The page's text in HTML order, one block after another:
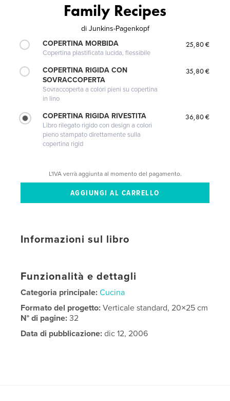
Family Recipes
di Junkins-Pagenkopf
COPERTINA MORBIDA
Copertina plastificata lucida, flessibile
25,80 €
COPERTINA RIGIDA CON
SOVRACCOPERTA
Sovraccoperta a colori pieni su copertina
in lino
35,80 €
COPERTINA RIGIDA RIVESTITA
Libro rilegato rigido con design a colori
pieno stampato direttamente sulla
copertina rigid
36,80 €
L'IVA verrà aggiunta al momento del pagamento.
Informazioni sul libro
Funzionalità e dettagli
Categoria principale: Cucina
Formato del progetto:Verticale standard, 20×25 cm
N° di pagine:32
Data di pubblicazione: dic 12, 2006